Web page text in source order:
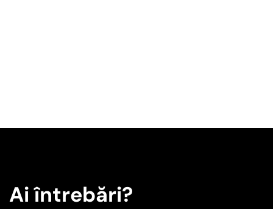
Ai întrebări?